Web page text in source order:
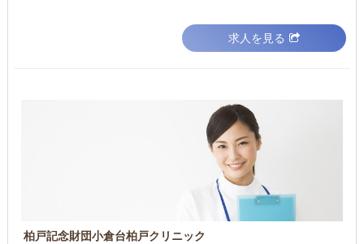
求人を見る
柏戸記念財団小倉台柏戸クリニック